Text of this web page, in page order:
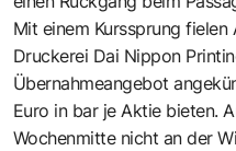
Mit einem Kurssprung
Druckerei Dai Nippon
Übernahmeangebot
Euro in bar je Aktie bieten.
Wochenmitte nicht an der